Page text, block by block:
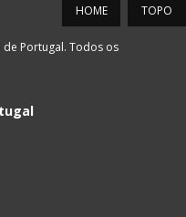
TOPO
HOME
Portugal. Todos os